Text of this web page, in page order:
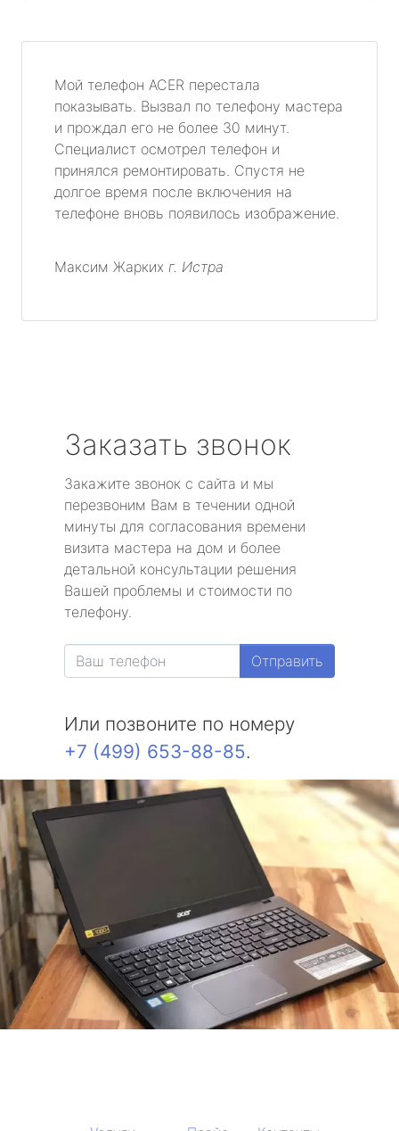
Мой телефон ACER перестала
показывать. Вызвал по телефону мастера
и прождал его не более 30 минут.
Специалист осмотрел телефон и
принялся ремонтировать. Спустя не
долгое время после включения на
телефоне вновь появилось изображение.
Максим Жарких г. Истра
Заказать звонок
Закажите звонок с сайта и мы
перезвоним Вам в течении одной
минуты для согласования времени
визита мастера на дом и более
детальной консультации решения
Вашей проблемы и стоимости по
телефону.
Отправить
Или позвоните по номеру
+7 (499) 653-88-85.